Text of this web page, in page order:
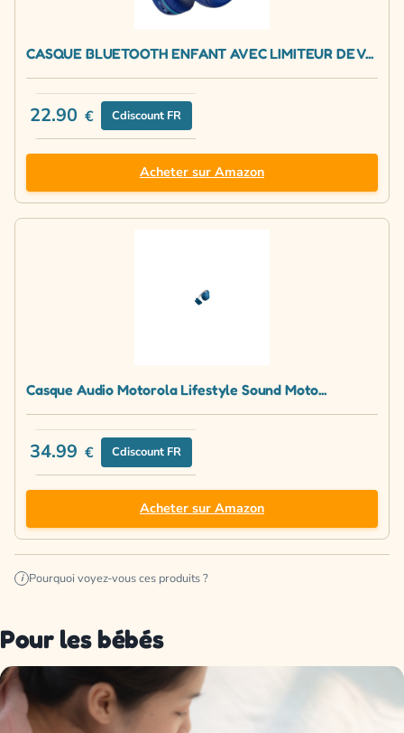
CASQUE BLUETOOTH ENFANT AVEC LIMITEUR DE V...
22.90 € Cdiscount FR
Acheter sur Amazon
Casque Audio Motorola Lifestyle Sound Moto...
34.99 € Cdiscount FR
Acheter sur Amazon
i Pourquoi voyez-vous ces produits ?
Pour les bébés